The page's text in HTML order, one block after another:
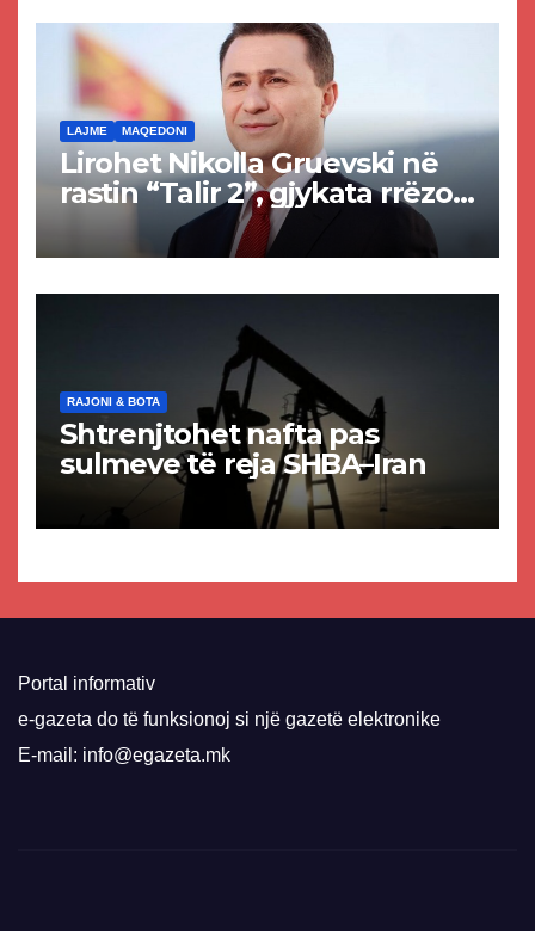
LAJME MAQEDONI
Lirohet Nikolla Gruevski në
rastin “Talir 2”, gjykata rrëzon
akuzat për ndërtimin e
paligjshëm të selisë së
RAJONI & BOTA
Shtrenjtohet nafta pas
sulmeve të reja SHBA–Iran
Portal informativ
e-gazeta do të funksionoj si një gazetë elektronike
E-mail: info@egazeta.mk